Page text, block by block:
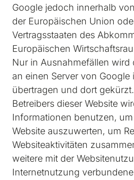
Google jedoch innerhalb
der Europäischen Union
Vertragsstaaten des
Europäischen
Nur in Ausnahmefällen wird
an einen Server von Google
übertragen und dort
Betreibers dieser Website
Informationen benutzen,
Website auszuwerten, um
Websiteaktivitäten
weitere mit der
Internetnutzung